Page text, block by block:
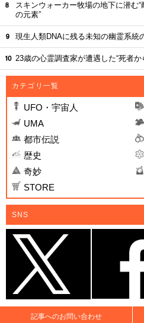
スキンウォーカー牧場の地下に潜む
の元素”
現生人類DNAに残る未知の幽霊系統
23歳の心霊調査家が遭遇した“死者か
カテゴリ一覧
UFO・宇宙人
UMA
都市伝説
歴史
奇妙
STORE
SNS
記事へのお問い合わせ